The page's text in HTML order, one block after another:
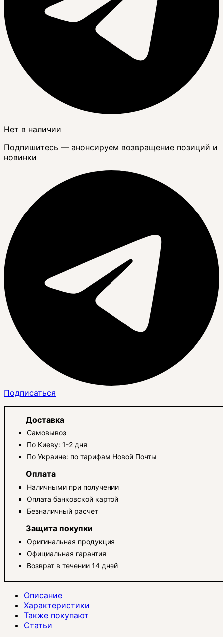
Нет в наличии
Подпишитесь — анонсируем возвращение позиций и
новинки
Подписаться
Доставка
Самовывоз
По Киеву: 1-2 дня
По Украине: по тарифам Новой Почты
Оплата
Наличными при получении
Оплата банковской картой
Безналичный расчет
Защита покупки
Оригинальная продукция
Официальная гарантия
Возврат в течении 14 дней
Описание
Характеристики
Также покупают
Статьи